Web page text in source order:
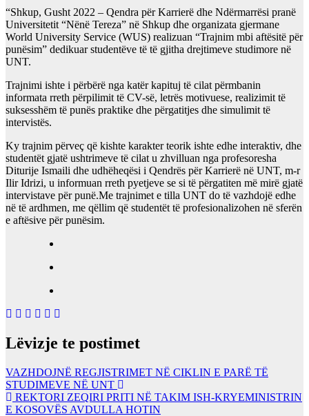
“Shkup, Gusht 2022 – Qendra për Karrierë dhe Ndërmarrësi pranë
Universitetit “Nënë Tereza” në Shkup dhe organizata gjermane
World University Service (WUS) realizuan “Trajnim mbi aftësitë për
punësim” dedikuar studentëve të të gjitha drejtimeve studimore në
UNT.
Trajnimi ishte i përbërë nga katër kapituj të cilat përmbanin
informata rreth përpilimit të CV-së, letrës motivuese, realizimit të
suksesshëm të punës praktike dhe përgatitjes dhe simulimit të
intervistës.
Ky trajnim përveç që kishte karakter teorik ishte edhe interaktiv, dhe
studentët gjatë ushtrimeve të cilat u zhvilluan nga profesoresha
Diturije Ismaili dhe udhëheqësi i Qendrës për Karrierë në UNT, m-r
Ilir Idrizi, u informuan rreth pyetjeve se si të përgatiten më mirë gjatë
intervistave për punë.Me trajnimet e tilla UNT do të vazhdojë edhe
në të ardhmen, me qëllim që studentët të profesionalizohen në sferën
e aftësive për punësim.
Lëvizje te postimet
VAZHDOJNË REGJISTRIMET NË CIKLIN E PARË ТË
STUDIMEVE NË UNT
REKTORI ZEQIRI PRITI NË TAKIM ISH-KRYEMINISTRIN
E KOSOVËS AVDULLA HOTIN